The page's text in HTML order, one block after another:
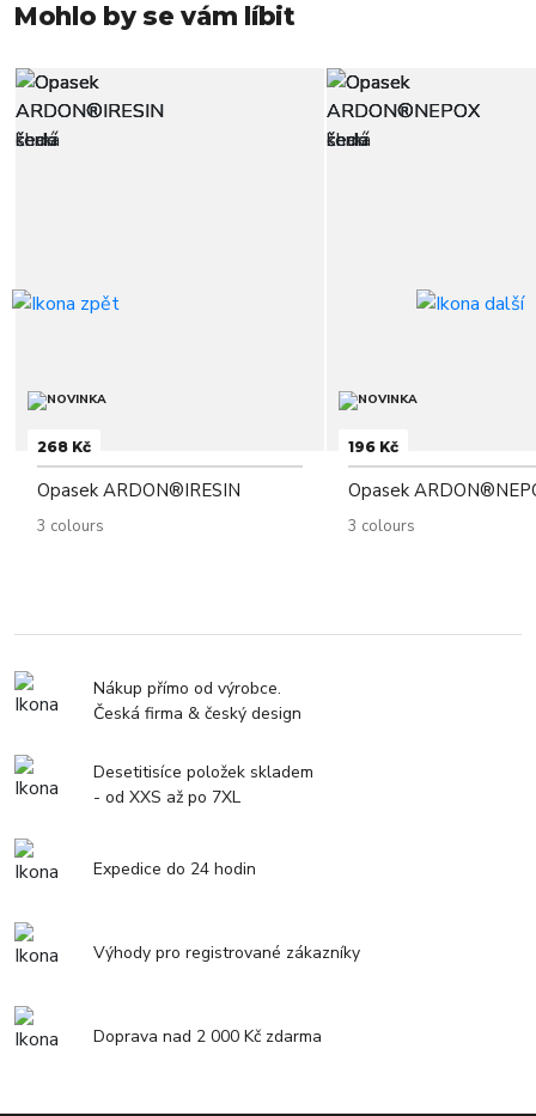
Mohlo by se vám líbit
268 Kč
Opasek ARDON®IRESIN
3 colours
196 Kč
Opasek
3 colours
Nákup přímo od výrobce.
Česká firma & český design
Desetitisíce položek skladem
- od XXS až po 7XL
Expedice do 24 hodin
Výhody pro registrované zákazníky
Doprava nad 2 000 Kč zdarma